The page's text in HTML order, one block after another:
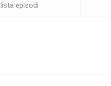
lista episodi